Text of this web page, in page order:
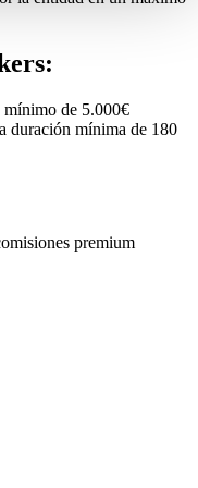
mínimo de 5.000€
duración mínima de 180
premium